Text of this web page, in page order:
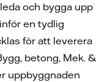
och bygga upp
en tydlig
för att leverera
betong, Mek. &
uppbyggnaden